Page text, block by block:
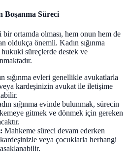
Boşanma Süreci
ortamda olması, hem onun hem de
oldukça önemli. Kadın sığınma
süreçlerde destek ve
sığınma evleri genellikle avukatlarla
kardeşinizin avukat ile iletişime
sığınma evinde bulunmak, sürecin
gitmek ve dönmek için gereken
Mahkeme süreci devam ederken
veya çocuklarla herhangi